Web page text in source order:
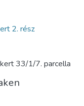
2. rész
33/1/7. parcella